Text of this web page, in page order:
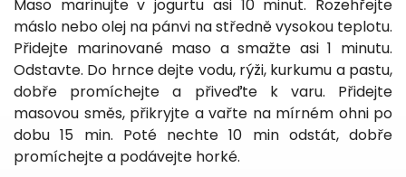
Maso marinujte v jogurtu asi 10 minut. Rozehřejte
máslo nebo olej na pánvi na středně vysokou teplotu.
Přidejte marinované maso a smažte asi 1 minutu.
Odstavte. Do hrnce dejte vodu, rýži, kurkumu a pastu,
dobře promíchejte a přiveďte k varu. Přidejte
masovou směs, přikryjte a vařte na mírném ohni po
dobu 15 min. Poté nechte 10 min odstát, dobře
promíchejte a podávejte horké.